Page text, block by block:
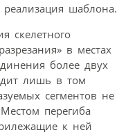
шаблона.
скелетного
в местах
более двух
лишь в том
сегментов не
перегиба
к ней